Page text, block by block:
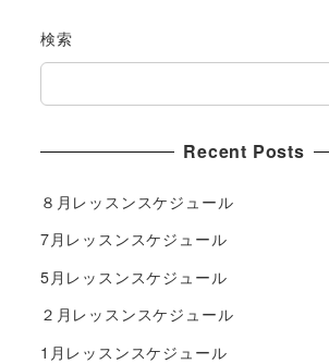
検索
Recent Posts
８月レッスンスケジュール
7月レッスンスケジュール
5月レッスンスケジュール
２月レッスンスケジュール
1月レッスンスケジュール